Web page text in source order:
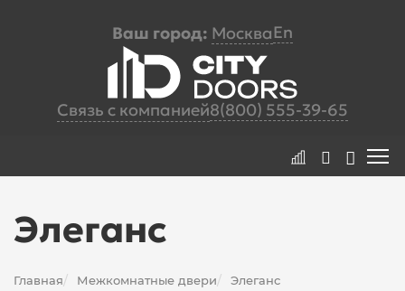
Ваш город: МоскваEn
Связь с компанией8(800) 555-39-65
Элеганс
Главная/ Межкомнатные двери/ Элеганс